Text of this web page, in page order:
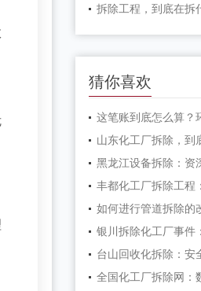
拆除工程，到底在拆
猜你喜欢
山东化工厂拆除，到
如何进行管道拆除的